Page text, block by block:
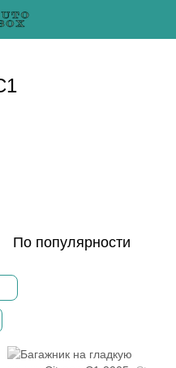
По популярности